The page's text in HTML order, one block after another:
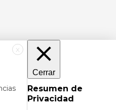
X
Cerrar
Resumen de
Privacidad